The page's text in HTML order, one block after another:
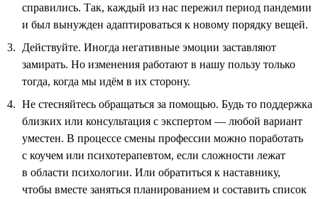
справились. Так, каждый из нас пережил период пандемии
и был вынужден адаптироваться к новому порядку вещей.
Действуйте. Иногда негативные эмоции заставляют
замирать. Но изменения работают в нашу пользу только
тогда, когда мы идём в их сторону.
Не стесняйтесь обращаться за помощью. Будь то поддержка
близких или консультация с экспертом — любой вариант
уместен. В процессе смены профессии можно поработать
с коучем или психотерапевтом, если сложности лежат
в области психологии. Или обратиться к наставнику,
чтобы вместе заняться планированием и составить список